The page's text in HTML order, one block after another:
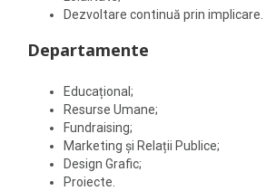
Dezvoltare continuă prin implicare.
Departamente
Educațional;
Resurse Umane;
Fundraising;
Marketing și Relații Publice;
Design Grafic;
Proiecte.